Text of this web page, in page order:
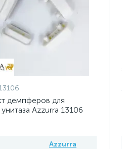
13106
демпферов для
Azzurra 13106
Azzurra